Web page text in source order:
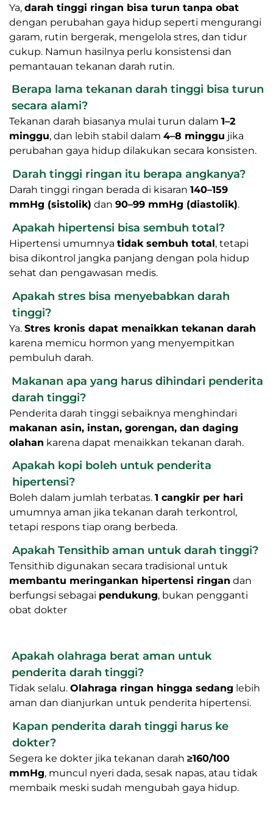
Ya, darah tinggi ringan bisa turun tanpa obat
dengan perubahan gaya hidup seperti mengurangi
garam, rutin bergerak, mengelola stres, dan tidur
cukup. Namun hasilnya perlu konsistensi dan
pemantauan tekanan darah rutin.
Berapa lama tekanan darah tinggi bisa turun
secara alami?
Tekanan darah biasanya mulai turun dalam 1–2
minggu, dan lebih stabil dalam 4–8 minggu jika
perubahan gaya hidup dilakukan secara konsisten.
Darah tinggi ringan itu berapa angkanya?
Darah tinggi ringan berada di kisaran 140–159
mmHg (sistolik) dan 90–99 mmHg (diastolik).
Apakah hipertensi bisa sembuh total?
Hipertensi umumnya tidak sembuh total, tetapi
bisa dikontrol jangka panjang dengan pola hidup
sehat dan pengawasan medis.
Apakah stres bisa menyebabkan darah
tinggi?
Ya. Stres kronis dapat menaikkan tekanan darah
karena memicu hormon yang menyempitkan
pembuluh darah.
Makanan apa yang harus dihindari penderita
darah tinggi?
Penderita darah tinggi sebaiknya menghindari
makanan asin, instan, gorengan, dan daging
olahan karena dapat menaikkan tekanan darah.
Apakah kopi boleh untuk penderita
hipertensi?
Boleh dalam jumlah terbatas. 1 cangkir per hari
umumnya aman jika tekanan darah terkontrol,
tetapi respons tiap orang berbeda.
Apakah Tensithib aman untuk darah tinggi?
Tensithib digunakan secara tradisional untuk
membantu meringankan hipertensi ringan dan
berfungsi sebagai pendukung, bukan pengganti
obat dokter
Apakah olahraga berat aman untuk
penderita darah tinggi?
Tidak selalu. Olahraga ringan hingga sedang lebih
aman dan dianjurkan untuk penderita hipertensi.
Kapan penderita darah tinggi harus ke
dokter?
Segera ke dokter jika tekanan darah ≥160/100
mmHg, muncul nyeri dada, sesak napas, atau tidak
membaik meski sudah mengubah gaya hidup.